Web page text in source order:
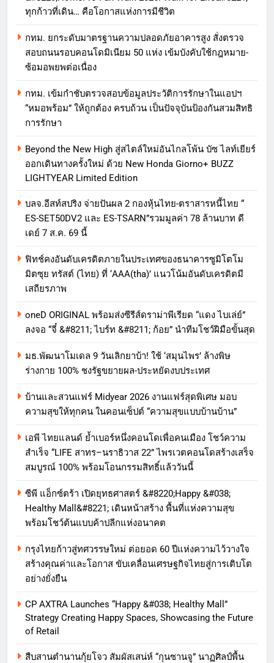
ทุกก้าวที่เดิน… คือโอกาสแห่งการมีชีวิต
กทม. ยกระดับมาตรฐานความปลอดภัยอาคารสูง สั่งตรวจ
สอบถนนรอบคอนโดมิเนียม 50 แห่ง เข้มบังคับใช้กฎหมาย-
ซ้อมอพยพต่อเนื่อง
กทม. เข้มกำชับตรวจสอบข้อมูลประวัติการรักษาในแอปฯ
“หมอพร้อม” ให้ถูกต้อง ครบถ้วน เป็นปัจจุบันป้องกันสวมสิทธิ
การรักษา
Beyond the New High สู่สไตล์ใหม่อันไกลโพ้น บัซ ไลท์เยียร์
ออกเดินทางครั้งใหม่ ด้วย New Honda Giorno+ BUZZ
LIGHTYEAR Limited Edition
บลจ.อีสท์สปริง จ่ายปันผล 2 กองหุ้นไทย-ตราสารหนี้ไทย “
ES-SET50DV2 และ ES-TSARN”รวมมูลค่า 78 ล้านบาท ดี
เดย์ 7 ส.ค. 69 นี้
ฟิทช์คงอันดับเครดิตภายในประเทศของธนาคารซูมิโตโม
มิตซุย ทรัสต์ (ไทย) ที่ ‘AAA(tha)’ แนวโน้มอันดับเครดิตมี
เสถียรภาพ
oneD ORIGINAL พร้อมส่งซีรีส์ดราม่าพีเรียด “แดง ไบเล่ย์”
ลงจอ “จี๋ &#8211; ไบร์ท &#8211; ก้อย” นำทีมโชว์ฝีมือขั้นสุด
มธ.พัฒนาโมเดล 9 วันเลิกยาบ้า! ใช้ ‘สมุนไพร’ ล้างพิษ
ร่างกาย 100% ชงรัฐขยายผล-ประหยัดงบประเทศ
บ้านและสวนแฟร์ Midyear 2026 งานแฟร์สุดพิเศษ มอบ
ความสุขให้ทุกคน ในคอนเซ็ปต์ “ความสุขแบบบ้านบ้าน”
เอพี ไทยแลนด์ ย้ำเบอร์หนึ่งคอนโดเพื่อคนเมือง โชว์ความ
สำเร็จ “LIFE สาทร–นราธิวาส 22” ไพรเวตคอนโดสร้างเสร็จ
สมบูรณ์ 100% พร้อมโอนกรรมสิทธิ์แล้ววันนี้
ซีพี แอ็กซ์ตร้า เปิดยุทธศาสตร์ &#8220;Happy &#038;
Healthy Mall&#8221; เดินหน้าสร้าง พื้นที่แห่งความสุข
พร้อมโชว์ต้นแบบค้าปลีกแห่งอนาคต
กรุงไทยก้าวสู่ทศวรรษใหม่ ต่อยอด 60 ปีแห่งความไว้วางใจ
สร้างคุณค่าและโอกาส ขับเคลื่อนเศรษฐกิจไทยสู่การเติบโต
อย่างยั่งยืน
CP AXTRA Launches “Happy &#038; Healthy Mall”
Strategy Creating Happy Spaces, Showcasing the Future
of Retail
สืบสานตำนานกุ้ยโจว สัมผัสเสน่ห์ “กุนซานจู” นาฏศิลป์พื้น